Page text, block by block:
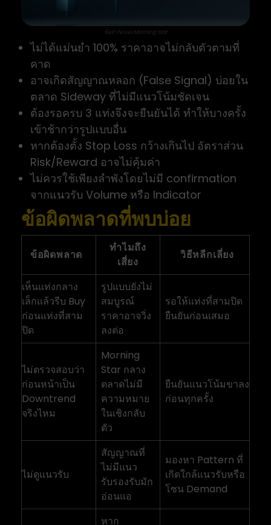
ข้อจำกัดของ Morning Star
ไม่ได้แม่นยำ 100% ราคาอาจไม่กลับตัวตามที่
คาด
อาจเกิดสัญญาณหลอก (False Signal) บ่อยใน
ตลาด Sideway ที่ไม่มีแนวโน้มชัดเจน
ต้องรอครบ 3 แท่งจึงจะยืนยันได้ ทำให้บางครั้ง
เข้าช้ากว่ารูปแบบอื่น
หากต้องตั้ง Stop Loss กว้างเกินไป อัตราส่วน
Risk/Reward อาจไม่คุ้มค่า
ไม่ควรใช้เพียงลำพังโดยไม่มี confirmation
จากแนวรับ Volume หรือ Indicator
ข้อผิดพลาดที่พบบ่อย
ข้อผิดพลาด
ทำไมถึง
เสี่ยง
วิธีหลีกเลี่ยง
เห็นแท่งกลาง
เล็กแล้วรีบ Buy
ก่อนแท่งที่สาม
ปิด
รูปแบบยังไม่
สมบูรณ์
ราคาอาจวิ่ง
ลงต่อ
รอให้แท่งที่สามปิด
ยืนยันก่อนเสมอ
ไม่ตรวจสอบว่า
ก่อนหน้าเป็น
Downtrend
จริงไหม
Morning
Star กลาง
ตลาดไม่มี
ความหมาย
ในเชิงกลับ
ตัว
ยืนยันแนวโน้มขาลง
ก่อนทุกครั้ง
ไม่ดูแนวรับ
สัญญาณที่
ไม่มีแนว
รับรองรับมัก
อ่อนแอ
มองหา Pattern ที่
เกิดใกล้แนวรับหรือ
โซน Demand
หาก